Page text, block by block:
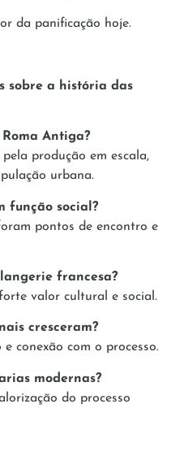
da panificação hoje.
sobre a história das
Antiga?
produção em escala,
urbana.
função social?
pontos de encontro e
francesa?
valor cultural e social.
cresceram?
conexão com o processo.
modernas?
do processo